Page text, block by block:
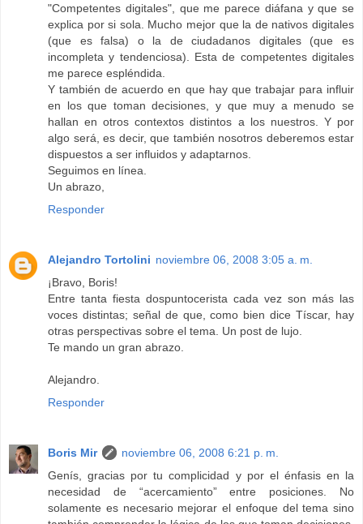
"Competentes digitales", que me parece diáfana y que se
explica por si sola. Mucho mejor que la de nativos digitales
(que es falsa) o la de ciudadanos digitales (que es
incompleta y tendenciosa). Esta de competentes digitales
me parece espléndida.
Y también de acuerdo en que hay que trabajar para influir
en los que toman decisiones, y que muy a menudo se
hallan en otros contextos distintos a los nuestros. Y por
algo será, es decir, que también nosotros deberemos estar
dispuestos a ser influidos y adaptarnos.
Seguimos en línea.
Un abrazo,
Responder
Alejandro Tortolini noviembre 06, 2008 3:05 a. m.
¡Bravo, Boris!
Entre tanta fiesta dospuntocerista cada vez son más las
voces distintas; señal de que, como bien dice Tíscar, hay
otras perspectivas sobre el tema. Un post de lujo.
Te mando un gran abrazo.
Alejandro.
Responder
Boris Mir
noviembre 06, 2008 6:21 p. m.
Genís, gracias por tu complicidad y por el énfasis en la
necesidad de “acercamiento” entre posiciones. No
solamente es necesario mejorar el enfoque del tema sino